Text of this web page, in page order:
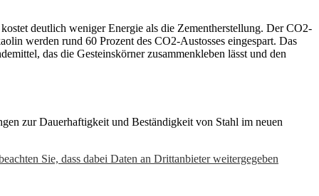
deutlich weniger Energie als die Zementherstellung. Der CO2-
werden rund 60 Prozent des CO2-Austosses eingespart. Das
das die Gesteinskörner zusammenkleben lässt und den
zur Dauerhaftigkeit und Beständigkeit von Stahl im neuen
Sie, dass dabei Daten an Drittanbieter weitergegeben